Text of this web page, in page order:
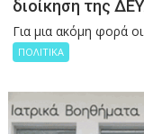
διοίκηση της
Για μια ακόμη φορά
ΠΟΛΙΤΙΚΑ